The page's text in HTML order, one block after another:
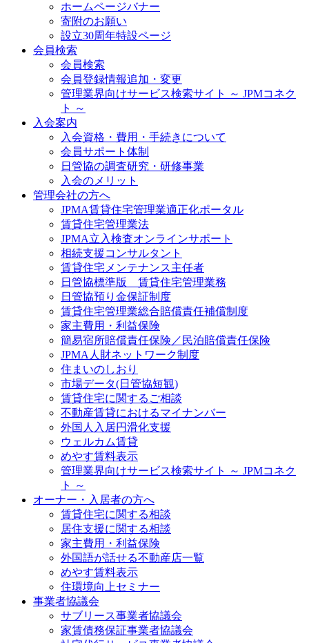
ホームページバナー
寄附のお願い
設立30周年特設ページ
会員検索
会員検索
会員登録情報追加・変更
管理業界向けサービス検索サイト ～ JPMコネク
ト ～
入会案内
入会資格・費用・手続きについて
会員サポート体制
日管協の調査研究・研修事業
入会のメリット
管理会社の方へ
JPMA賃貸住宅管理業適正化ポータル
賃貸住宅管理業法
JPMA立入検査オンラインサポート
相続支援コンサルタント
賃貸住宅メンテナンス主任者
日管協標準版 賃貸住宅管理業務
日管協預り金保証制度
賃貸住宅管理業総合賠償責任補償制度
家主費用・利益保険
簡易宿所賠償責任保険／民泊賠償責任保険
JPMA人財ネットワーク制度
住まいのしおり
市場データ(日管協短観)
賃貸住宅に関するご相談
不動産賃貸におけるマイナンバー
外国人入居円滑化支援
ウェルカム賃貸
めやす賃料表示
管理業界向けサービス検索サイト ～ JPMコネク
ト ～
オーナー・入居者の方へ
賃貸住宅に関する相談
居住支援に関する相談
家主費用・利益保険
外国語が話せる不動産店一覧
めやす賃料表示
住環境向上セミナー
事業者協議会
サブリース事業者協議会
家賃債務保証事業者協議会